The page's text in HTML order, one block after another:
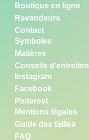
Boutique en ligne
Revendeurs
Contact
Symboles
Matières
Conseils d'entretien
Instagram
Facebook
Pinterest
Mentions légales
Guide des tailles
FAQ
l
E
m
a
i
l
*
l
*